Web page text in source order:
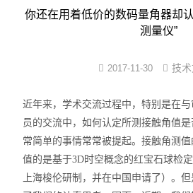
界面张力仪
水滴角测量仪
光谱色谱分析仪器
你还在用着低价的数码量角器却
测量仪”
2017-11-30 技
近年来，学术交流过程中，特别是在
员的交流中，如何认定所测接触角值
常简单的事情常常被提起。接触角测
值的是基于3D时空概念的红宝石球检
上海梭伦研制，并在中国申请了）。